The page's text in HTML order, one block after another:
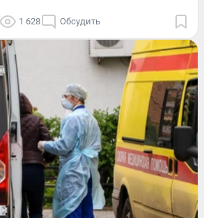
1 628 Обсудить